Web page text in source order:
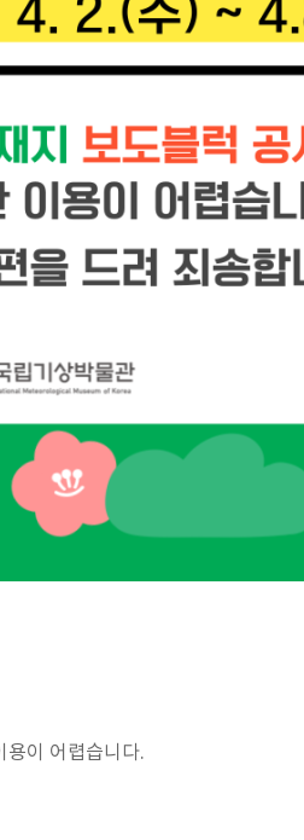
용이 어렵습니다.